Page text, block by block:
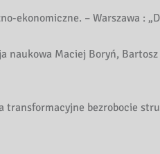
ekonomiczne. – Warszawa :
Maciej Boryń,
bezrobocie